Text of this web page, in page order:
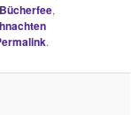
Bücherfee,
.